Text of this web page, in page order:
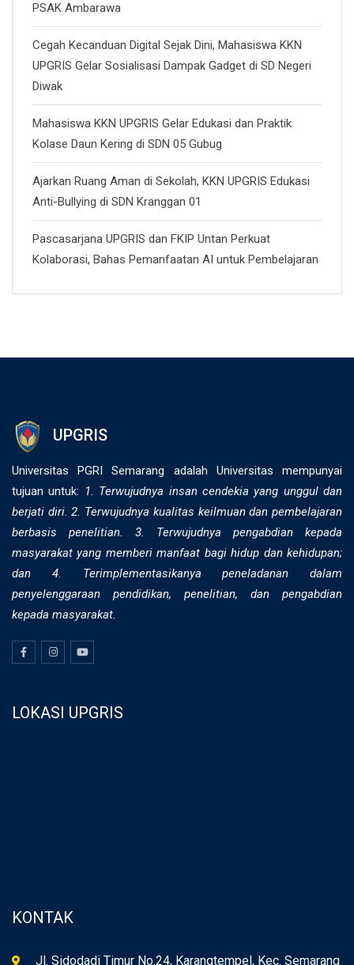
PSAK Ambarawa
Cegah Kecanduan Digital Sejak Dini, Mahasiswa KKN
UPGRIS Gelar Sosialisasi Dampak Gadget di SD Negeri
Diwak
Mahasiswa KKN UPGRIS Gelar Edukasi dan Praktik
Kolase Daun Kering di SDN 05 Gubug
Ajarkan Ruang Aman di Sekolah, KKN UPGRIS Edukasi
Anti-Bullying di SDN Kranggan 01
Pascasarjana UPGRIS dan FKIP Untan Perkuat
Kolaborasi, Bahas Pemanfaatan AI untuk Pembelajaran
UPGRIS
Universitas PGRI Semarang adalah Universitas mempunyai
tujuan untuk: 1. Terwujudnya insan cendekia yang unggul dan
berjati diri. 2. ⁠Terwujudnya kualitas keilmuan dan pembelajaran
berbasis penelitian. 3. Terwujudnya pengabdian kepada
masyarakat yang memberi manfaat bagi hidup dan kehidupan;
dan 4. Terimplementasikanya peneladanan dalam
penyelenggaraan pendidikan, penelitian, dan pengabdian
kepada masyarakat.
LOKASI UPGRIS
KONTAK
Jl. Sidodadi Timur No.24, Karangtempel, Kec. Semarang